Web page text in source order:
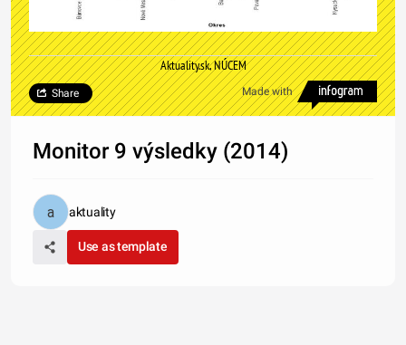
Aktuality.sk, NÚCEM
Made with
Share
Monitor 9 výsledky (2014)
aktuality
Use as template